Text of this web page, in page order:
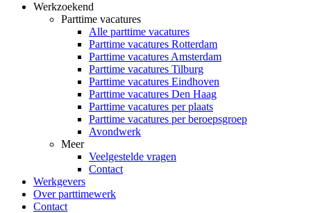
Werkzoekend
Parttime vacatures
Alle parttime vacatures
Parttime vacatures Rotterdam
Parttime vacatures Amsterdam
Parttime vacatures Tilburg
Parttime vacatures Eindhoven
Parttime vacatures Den Haag
Parttime vacatures per plaats
Parttime vacatures per beroepsgroep
Avondwerk
Meer
Veelgestelde vragen
Contact
Werkgevers
Over parttimewerk
Contact